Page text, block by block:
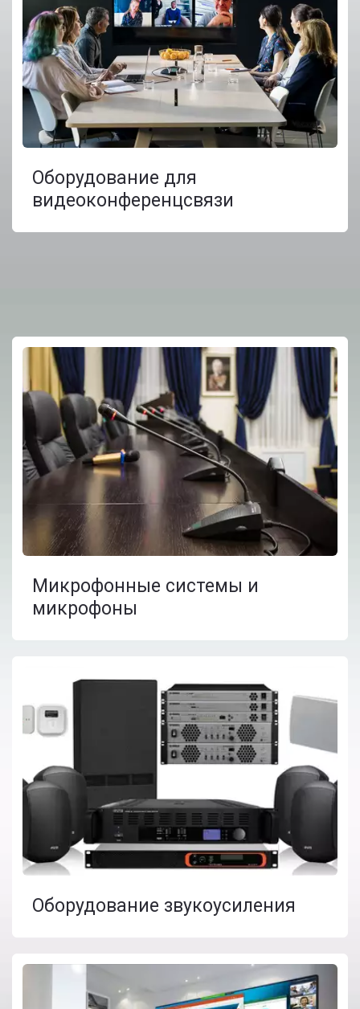
Оборудование для
видеоконференцсвязи
Микрофонные системы и
микрофоны
Оборудование звукоусиления